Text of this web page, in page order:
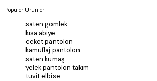
Popüler Ürünler
saten gömlek
kısa abiye
ceket pantolon
kamuflaj pantolon
saten kumaş
yelek pantolon takım
tüvit elbise